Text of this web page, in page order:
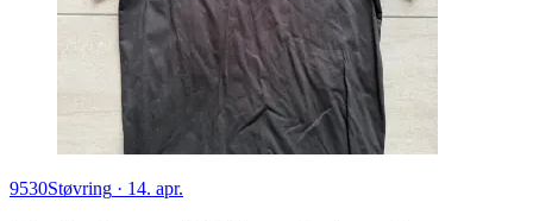
9530Støvring · 14. apr.